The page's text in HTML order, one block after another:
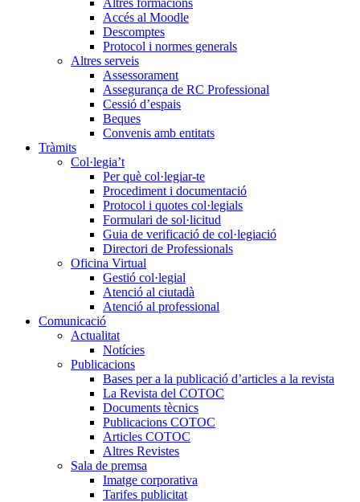
Altres formacions
Accés al Moodle
Descomptes
Protocol i normes generals
Altres serveis
Assessorament
Assegurança de RC Professional
Cessió d’espais
Beques
Convenis amb entitats
Tràmits
Col·legia’t
Per què col·legiar-te
Procediment i documentació
Protocol i quotes col·legials
Formulari de sol·licitud
Guia de verificació de col·legiació
Directori de Professionals
Oficina Virtual
Gestió col·legial
Atenció al ciutadà
Atenció al professional
Comunicació
Actualitat
Notícies
Publicacions
Bases per a la publicació d’articles a la revista
La Revista del COTOC
Documents tècnics
Publicacions COTOC
Articles COTOC
Altres Revistes
Sala de premsa
Imatge corporativa
Tarifes publicitat